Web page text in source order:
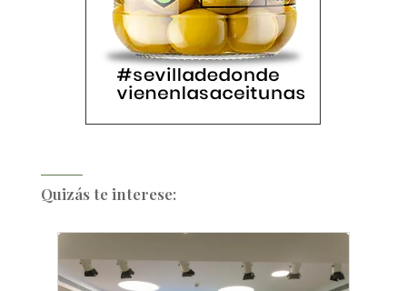
Quizás te interese: